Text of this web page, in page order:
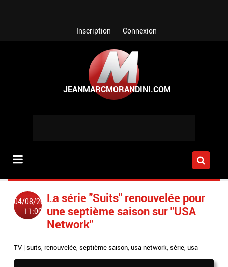
Inscription Connexion
04/08/2016
11:00
La série "Suits" renouvelée pour
une septième saison sur "USA
Network"
TV |suits,renouvelée,septième saison,usa network,série,usa